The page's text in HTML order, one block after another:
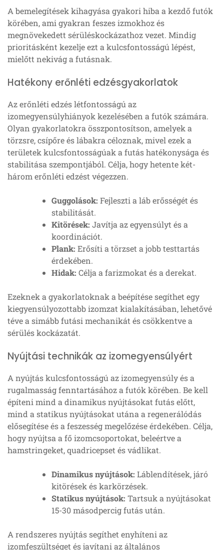
A bemelegítések kihagyása gyakori hiba a kezdő futók
körében, ami gyakran feszes izmokhoz és
megnövekedett sérüléskockázathoz vezet. Mindig
prioritásként kezelje ezt a kulcsfontosságú lépést,
mielőtt nekivág a futásnak.
Hatékony erőnléti edzésgyakorlatok
Az erőnléti edzés létfontosságú az
izomegyensúlyhiányok kezelésében a futók számára.
Olyan gyakorlatokra összpontosítson, amelyek a
törzsre, csípőre és lábakra céloznak, mivel ezek a
területek kulcsfontosságúak a futás hatékonysága és
stabilitása szempontjából. Célja, hogy hetente két-
három erőnléti edzést végezzen.
Guggolások: Fejleszti a láb erősségét és
stabilitását.
Kitörések: Javítja az egyensúlyt és a
koordinációt.
Plank: Erősíti a törzset a jobb testtartás
érdekében.
Hidak: Célja a farizmokat és a derekat.
Ezeknek a gyakorlatoknak a beépítése segíthet egy
kiegyensúlyozottabb izomzat kialakításában, lehetővé
téve a simább futási mechanikát és csökkentve a
sérülés kockázatát.
Nyújtási technikák az izomegyensúlyért
A nyújtás kulcsfontosságú az izomegyensúly és a
rugalmasság fenntartásához a futók körében. Be kell
építeni mind a dinamikus nyújtásokat futás előtt,
mind a statikus nyújtásokat utána a regenerálódás
elősegítése és a feszesség megelőzése érdekében. Célja,
hogy nyújtsa a fő izomcsoportokat, beleértve a
hamstringeket, quadricepset és vádlikat.
Dinamikus nyújtások: Láblendítések, járó
kitörések és karkörzések.
Statikus nyújtások: Tartsuk a nyújtásokat
15-30 másodpercig futás után.
A rendszeres nyújtás segíthet enyhíteni az
izomfeszültséget és javítani az általános